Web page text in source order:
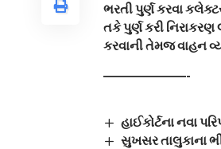
ભરતી પુર્ણ કરવા
તકે પુર્ણ કરી
કરવાની તેમજ વાહન
————————-
હાઈકોર્ટના નવા
સુખસર તાલુકાના